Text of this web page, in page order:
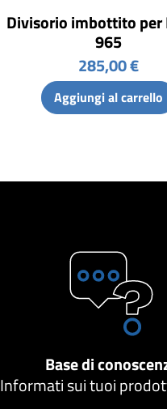
Divisorio imbottito per
965
285,00 €
Aggiungi al carrello
Base di
Informati sui tuoi